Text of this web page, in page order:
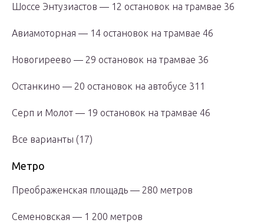
Шоссе Энтузиастов — 12 остановок на трамвае 36
Авиамоторная — 14 остановок на трамвае 46
Новогиреево — 29 остановок на трамвае 36
Останкино — 20 остановок на автобусе 311
Серп и Молот — 19 остановок на трамвае 46
Все варианты (17)
Метро
Преображенская площадь — 280 метров
Семеновская — 1 200 метров